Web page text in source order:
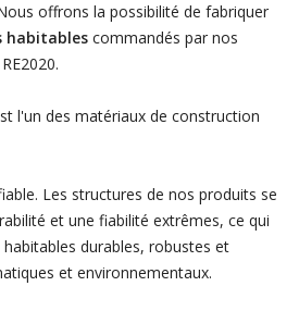
offrons la possibilité de fabriquer
habitablescommandés par nos
l'un des matériaux de construction
Les structures de nos produits se
et une fiabilité extrêmes, ce qui
durables, robustes et
et environnementaux.